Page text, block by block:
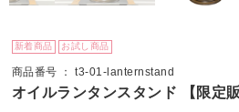
新着商品 お試し商品
商品番号 ： t3-01-lanternstand
オイルランタンスタンド 【限定販